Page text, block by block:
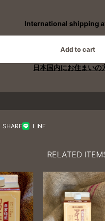
International shipping
Add to cart
日本国内にお住まいの
SHARE LINE
RELATED